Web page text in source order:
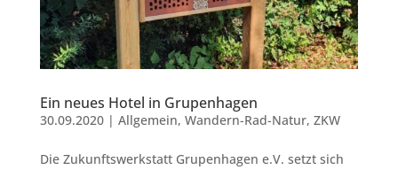
Ein neues Hotel in Grupenhagen
30.09.2020| Allgemein, Wandern-Rad-Natur, ZKW
Die Zukunftswerkstatt Grupenhagen e.V. setzt sich